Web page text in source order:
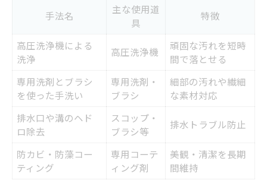
手法名
主な使用道
具
特徴
高圧洗浄機による
洗浄
高圧洗浄機
頑固な汚れを短時
間で落とせる
専用洗剤とブラシ
を使った手洗い
専用洗剤・
ブラシ
細部の汚れや繊細
な素材対応
排水口や溝のヘド
ロ除去
スコップ・
ブラシ等
排水トラブル防止
防カビ・防藻コー
ティング
専用コーテ
ィング剤
美観・清潔を長期
間維持